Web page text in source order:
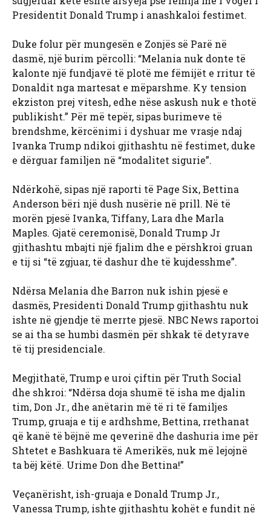
Presidentit Donald Trump i anashkaloi festimet.
Duke folur për mungesën e Zonjës së Parë në
dasmë, një burim përcolli: “Melania nuk donte të
kalonte një fundjavë të plotë me fëmijët e rritur të
Donaldit nga martesat e mëparshme. Ky tension
ekziston prej vitesh, edhe nëse askush nuk e thotë
publikisht.” Për më tepër, sipas burimeve të
brendshme, kërcënimi i dyshuar me vrasje ndaj
Ivanka Trump ndikoi gjithashtu në festimet, duke
e dërguar familjen në “modalitet sigurie”.
Ndërkohë, sipas një raporti të Page Six, Bettina
Anderson bëri një dush nusërie në prill. Në të
morën pjesë Ivanka, Tiffany, Lara dhe Marla
Maples. Gjatë ceremonisë, Donald Trump Jr
gjithashtu mbajti një fjalim dhe e përshkroi gruan
e tij si “të zgjuar, të dashur dhe të kujdesshme”.
Ndërsa Melania dhe Barron nuk ishin pjesë e
dasmës, Presidenti Donald Trump gjithashtu nuk
ishte në gjendje të merrte pjesë. NBC News raportoi
se ai tha se humbi dasmën për shkak të detyrave
të tij presidenciale.
Megjithatë, Trump e uroi çiftin për Truth Social
dhe shkroi: “Ndërsa doja shumë të isha me djalin
tim, Don Jr., dhe anëtarin më të ri të familjes
Trump, gruaja e tij e ardhshme, Bettina, rrethanat
që kanë të bëjnë me qeverinë dhe dashuria ime për
Shtetet e Bashkuara të Amerikës, nuk më lejojnë
ta bëj këtë. Urime Don dhe Bettina!”
Veçanërisht, ish-gruaja e Donald Trump Jr.,
Vanessa Trump, ishte gjithashtu kohët e fundit në